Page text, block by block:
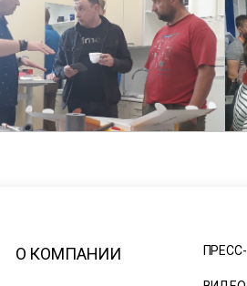
О КОМПАНИИ